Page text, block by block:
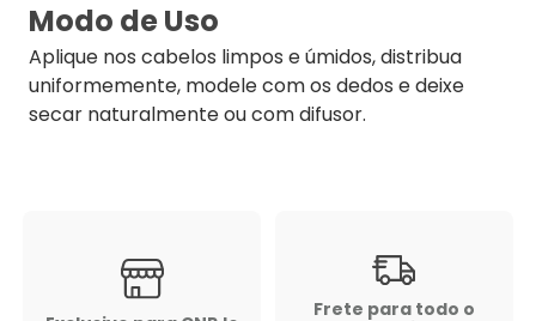
Modo de Uso
Aplique nos cabelos limpos e úmidos, distribua
uniformemente, modele com os dedos e deixe
secar naturalmente ou com difusor.
Frete para todo o